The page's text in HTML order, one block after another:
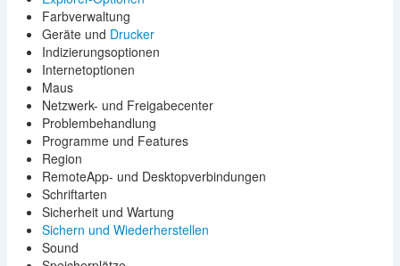
Farbverwaltung
Geräte und Drucker
Indizierungsoptionen
Internetoptionen
Maus
Netzwerk- und Freigabecenter
Problembehandlung
Programme und Features
Region
RemoteApp- und Desktopverbindungen
Schriftarten
Sicherheit und Wartung
Sichern und Wiederherstellen
Sound